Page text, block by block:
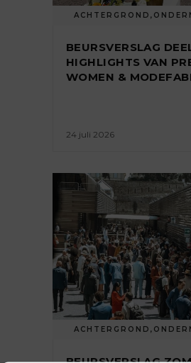
ACHTERGROND ,
BEURSVERSLAG
HIGHLIGHTS VAN
WOMEN &
24 juli 2026
ACHTERGROND ,